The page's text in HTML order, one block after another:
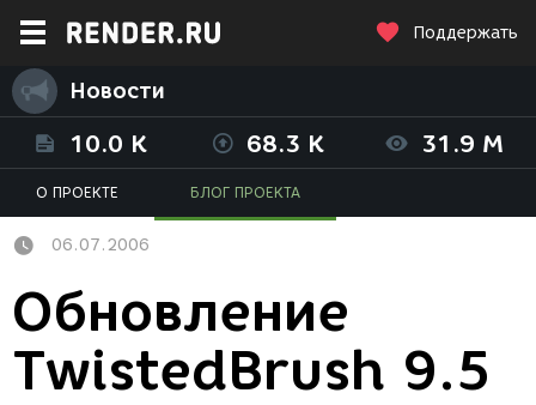
Поддержать
Новости
10.0 K 68.3 K 31.9 M
О ПРОЕКТЕ БЛОГ ПРОЕКТА
06.07.2006
Обновление
TwistedBrush 9.5